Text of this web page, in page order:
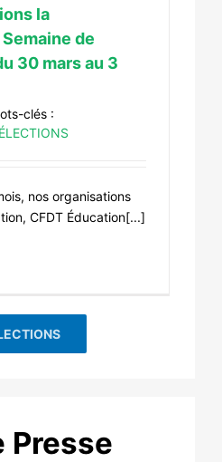
la
de
30 mars au 3
clés :
ÉLECTIONS
nos organisations
CFDT Éducation[...]
Presse